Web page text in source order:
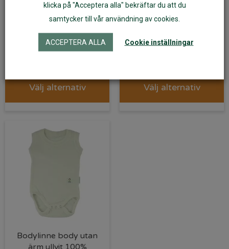
Body 100% ekologisk
merinoull ullvit
Välj alternativ
Body 100% ekologisk
Välj alternativ
Bodylinne body utan
ärm ullvit 100%
klicka på "Acceptera alla" bekräftar du att du
samtycker till vår användning av cookies.
ACCEPTERA ALLA Cookie inställningar